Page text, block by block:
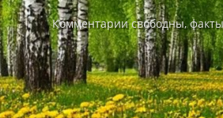
Комментарии свободны,